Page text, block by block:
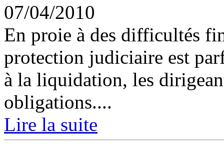
07/04/2010
En proie à des difficultés
protection judiciaire est
à la liquidation, les
obligations....
Lire la suite